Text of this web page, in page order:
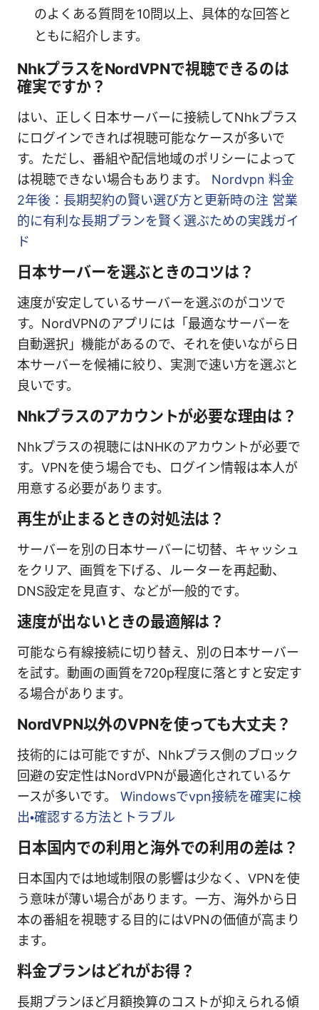
のよくある質問を10問以上、具体的な回答と
ともに紹介します。
NhkプラスをNordVPNで視聴できるのは
確実ですか？
はい、正しく日本サーバーに接続してNhkプラス
にログインできれば視聴可能なケースが多いで
す。ただし、番組や配信地域のポリシーによって
は視聴できない場合もあります。 Nordvpn 料金
2年後：長期契約の賢い選び方と更新時の注 営業
的に有利な長期プランを賢く選ぶための実践ガイ
ド
日本サーバーを選ぶときのコツは？
速度が安定しているサーバーを選ぶのがコツで
す。NordVPNのアプリには「最適なサーバーを
自動選択」機能があるので、それを使いながら日
本サーバーを候補に絞り、実測で速い方を選ぶと
良いです。
Nhkプラスのアカウントが必要な理由は？
Nhkプラスの視聴にはNHKのアカウントが必要で
す。VPNを使う場合でも、ログイン情報は本人が
用意する必要があります。
再生が止まるときの対処法は？
サーバーを別の日本サーバーに切替、キャッシュ
をクリア、画質を下げる、ルーターを再起動、
DNS設定を見直す、などが一般的です。
速度が出ないときの最適解は？
可能なら有線接続に切り替え、別の日本サーバー
を試す。動画の画質を720p程度に落とすと安定す
る場合があります。
NordVPN以外のVPNを使っても大丈夫？
技術的には可能ですが、Nhkプラス側のブロック
回避の安定性はNordVPNが最適化されているケ
ースが多いです。 Windowsでvpn接続を確実に検
出・確認する方法とトラブル
日本国内での利用と海外での利用の差は？
日本国内では地域制限の影響は少なく、VPNを使
う意味が薄い場合があります。一方、海外から日
本の番組を視聴する目的にはVPNの価値が高まり
ます。
料金プランはどれがお得？
長期プランほど月額換算のコストが抑えられる傾